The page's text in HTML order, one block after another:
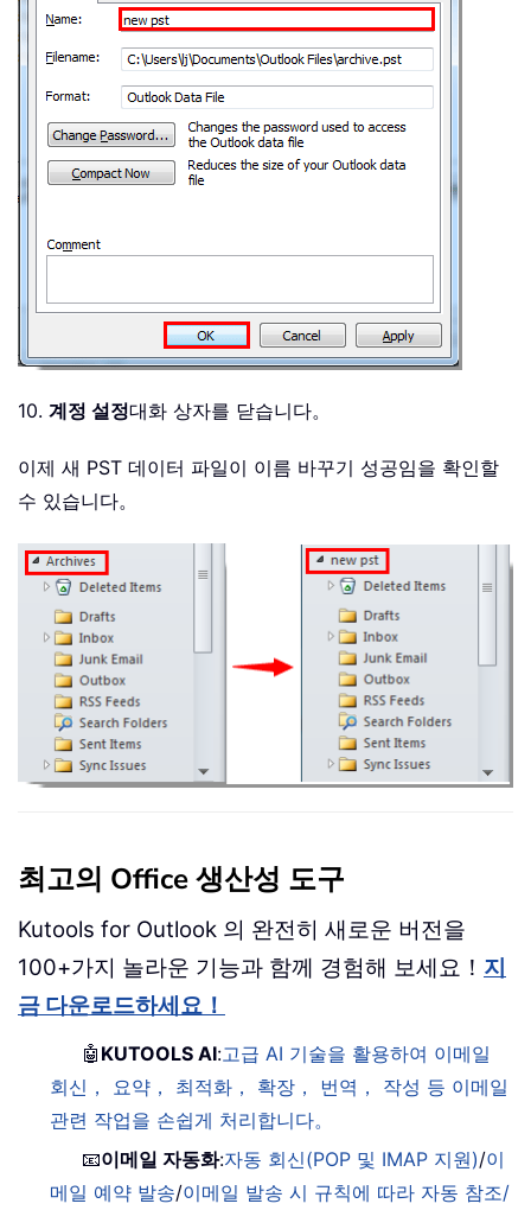
10. 계정 설정대화 상자를 닫습니다。
이제 새 PST 데이터 파일이 이름 바꾸기 성공임을 확인할
수 있습니다。
최고의 Office 생산성 도구
Kutools for Outlook 의 완전히 새로운 버전을
100+가지 놀라운 기능과 함께 경험해 보세요！ 지
금 다운로드하세요！
🤖 KUTOOLS AI:고급 AI 기술을 활용하여 이메일
회신， 요약， 최적화， 확장， 번역， 작성 등 이메일
관련 작업을 손쉽게 처리합니다。
📧이메일 자동화:자동 회신(POP 및 IMAP 지원)/이
메일 예약 발송/이메일 발송 시 규칙에 따라 자동 참조/